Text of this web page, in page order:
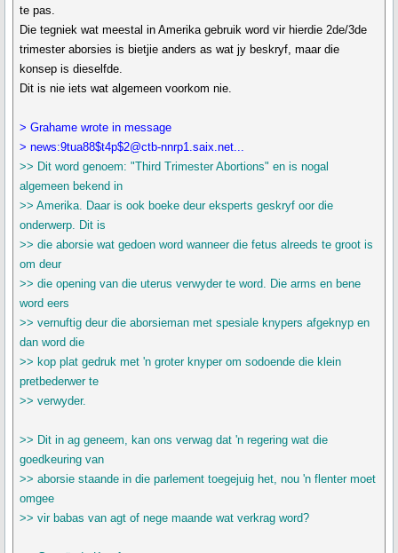
te pas.
Die tegniek wat meestal in Amerika gebruik word vir hierdie 2de/3de
trimester aborsies is bietjie anders as wat jy beskryf, maar die
konsep is dieselfde.
Dit is nie iets wat algemeen voorkom nie.
> Grahame wrote in message
> news:9tua88$t4p$2@ctb-nnrp1.saix.net...
>> Dit word genoem: "Third Trimester Abortions" en is nogal
algemeen bekend in
>> Amerika. Daar is ook boeke deur eksperts geskryf oor die
onderwerp. Dit is
>> die aborsie wat gedoen word wanneer die fetus alreeds te groot is
om deur
>> die opening van die uterus verwyder te word. Die arms en bene
word eers
>> vernuftig deur die aborsieman met spesiale knypers afgeknyp en
dan word die
>> kop plat gedruk met 'n groter knyper om sodoende die klein
pretbederwer te
>> verwyder.
>> Dit in ag geneem, kan ons verwag dat 'n regering wat die
goedkeuring van
>> aborsie staande in die parlement toegejuig het, nou 'n flenter moet
omgee
>> vir babas van agt of nege maande wat verkrag word?